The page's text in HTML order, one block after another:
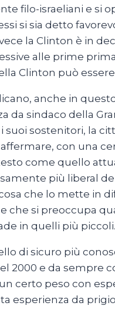
filo-israeliani e
si sia detto
la Clinton è in
alle prime
Clinton può
anche in
da sindaco della
sostenitori, la
con una
come quello
più liberal
che lo mette in
che si preoccupa
in quelli più
di sicuro più
2000 e da sempre
certo peso con
esperienza da